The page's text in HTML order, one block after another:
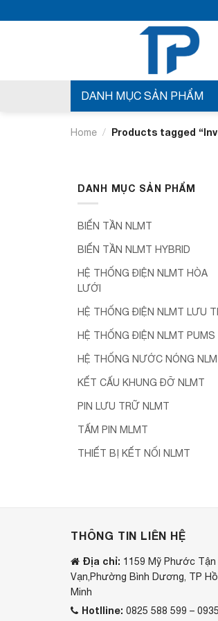
qua
DANH MỤC SẢN PHẨM
Home / Products tagged
DANH MỤC SẢN PHẨM
BIẾN TẦN NLMT
BIẾN TẦN NLMT HYBRID
HỆ THỐNG ĐIỆN NLMT HÒA
LƯỚI
HỆ THỐNG ĐIỆN NLMT LƯU
HỆ THỐNG ĐIỆN NLMT PUMS
HỆ THỐNG NƯỚC NÓNG
KẾT CẤU KHUNG ĐỠ NLMT
PIN LƯU TRỮ NLMT
TẤM PIN MLMT
THIẾT BỊ KẾT NỐI NLMT
THÔNG TIN LIÊN HỆ
Địa chỉ: 1159 Mỹ Phước Tận
Vạn,Phường Bình Dương, TP
Minh
Hotlline: 0825 588 599 –